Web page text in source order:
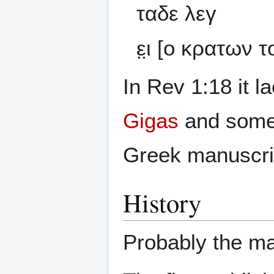
ταδε λεγ
ε̣ι̣ [ο κρατων
In Rev 1:18 it
Gigas and
Greek
History
Probably the